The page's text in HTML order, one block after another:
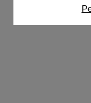
Les petites
Connaître notre
partenaires